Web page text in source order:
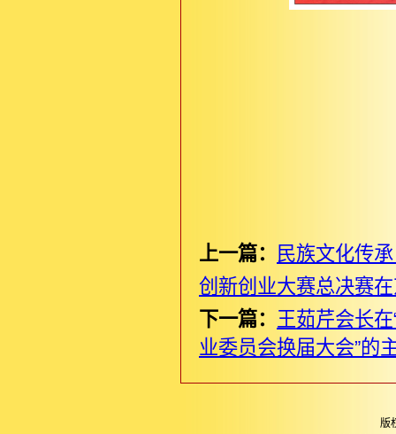
上一篇： 民族文化传
创新创业大赛总决赛
下一篇：
王茹芹会长
业委员会换届大会”的
版